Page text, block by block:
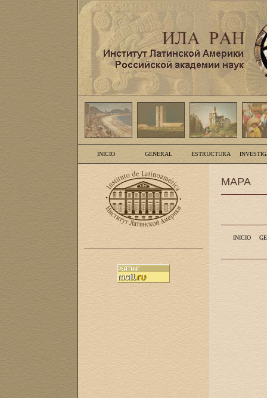
INICIO GENERAL ESTRUCTURA
MAPA
INICIO